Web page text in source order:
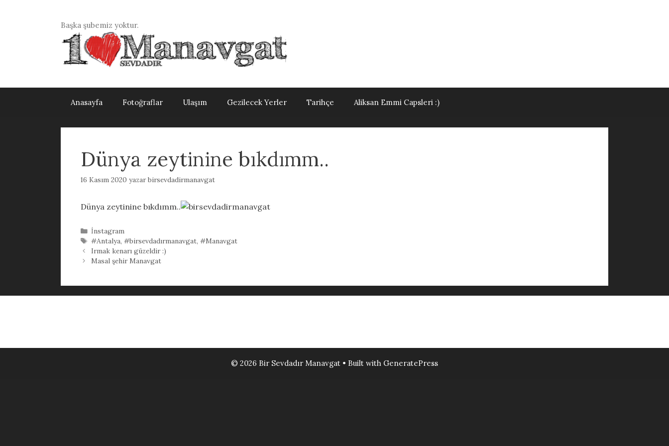
Başka şubemiz yoktur.
Anasayfa Fotoğraflar Ulaşım Gezilecek Yerler Tarihçe Aliksan Emmi Capsleri :)
Dünya zeytinine bıkdımm..
16 Kasım 2020 yazarbirsevdadirmanavgat
Dünya zeytinine bıkdımm..
Kategoriler
İnstagram
Etiketler
#Antalya,#birsevdadırmanavgat,#Manavgat
Irmak kenarı güzeldir :)
Masal şehir Manavgat
© 2026 Bir Sevdadır Manavgat • Built with GeneratePress